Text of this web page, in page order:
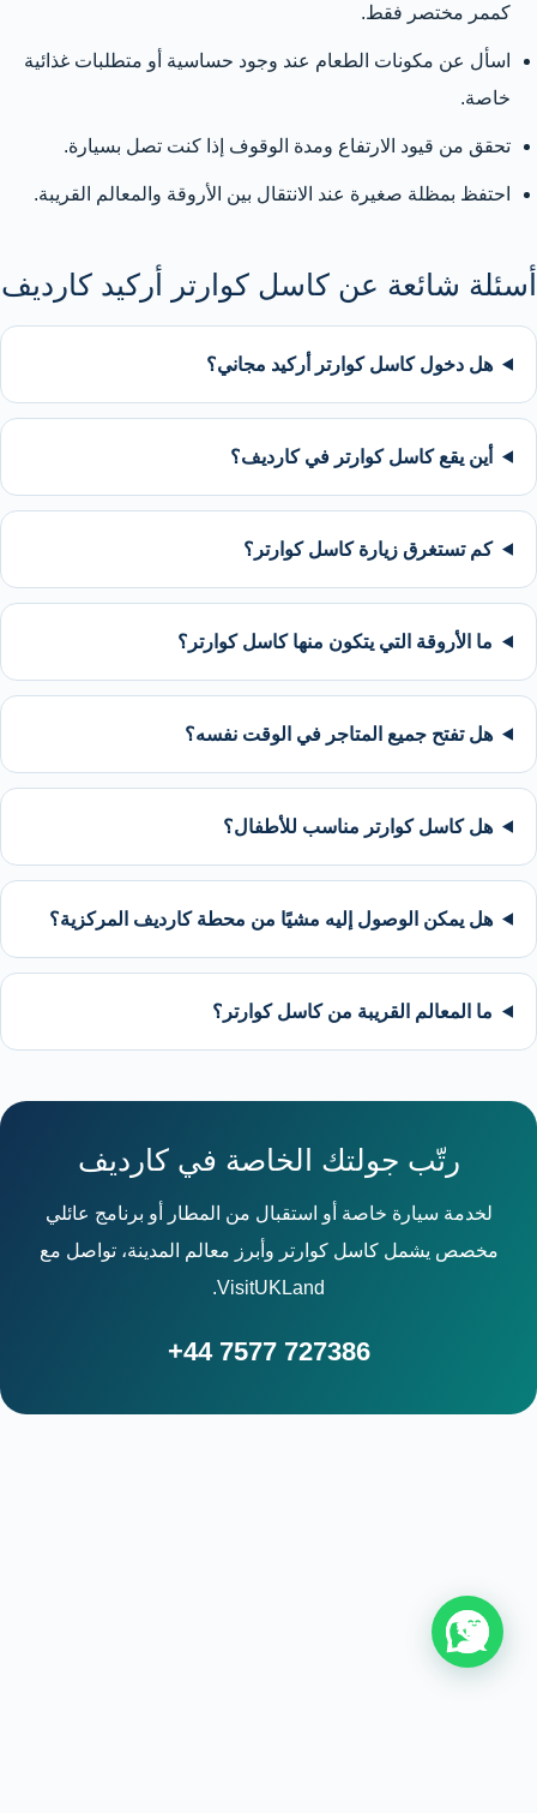
كممر مختصر فقط.
اسأل عن مكونات الطعام عند وجود حساسية أو متطلبات غذائية
خاصة.
تحقق من قيود الارتفاع ومدة الوقوف إذا كنت تصل بسيارة.
احتفظ بمظلة صغيرة عند الانتقال بين الأروقة والمعالم القريبة.
أسئلة شائعة عن كاسل كوارتر أركيد كارديف
هل دخول كاسل كوارتر أركيد مجاني؟
أين يقع كاسل كوارتر في كارديف؟
كم تستغرق زيارة كاسل كوارتر؟
ما الأروقة التي يتكون منها كاسل كوارتر؟
هل تفتح جميع المتاجر في الوقت نفسه؟
هل كاسل كوارتر مناسب للأطفال؟
هل يمكن الوصول إليه مشيًا من محطة كارديف المركزية؟
ما المعالم القريبة من كاسل كوارتر؟
رتّب جولتك الخاصة في كارديف
لخدمة سيارة خاصة أو استقبال من المطار أو برنامج عائلي
مخصص يشمل كاسل كوارتر وأبرز معالم المدينة، تواصل مع
VisitUKLand.
+44 7577 727386